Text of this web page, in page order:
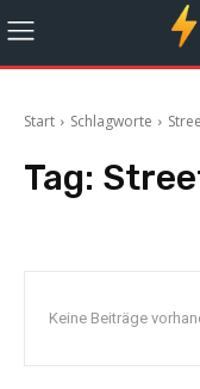
Start Schlagworte
Tag:
Keine Beiträge